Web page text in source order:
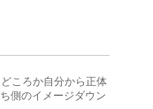
ころか自分から正体
側のイメージダウン